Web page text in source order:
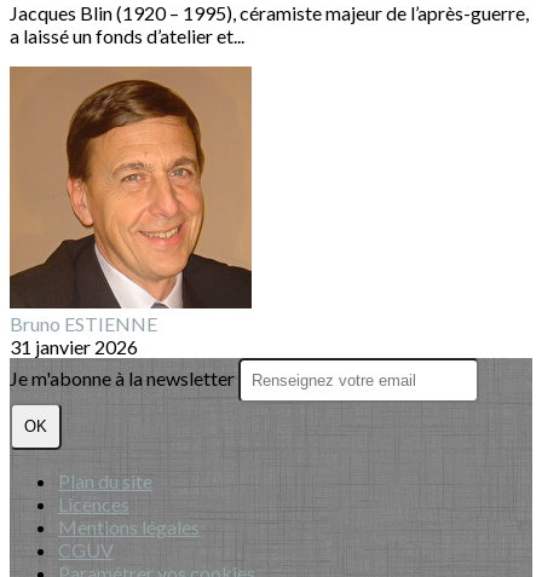
Jacques Blin (1920 – 1995), céramiste majeur de l’après-guerre,
a laissé un fonds d’atelier et...
Bruno ESTIENNE
31 janvier 2026
Je m'abonne à la newsletter
OK
Plan du site
Licences
Mentions légales
CGUV